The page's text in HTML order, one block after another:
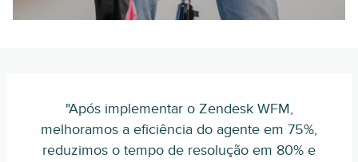
"Após implementar o Zendesk WFM,
melhoramos a eficiência do agente em 75%,
reduzimos o tempo de resolução em 80% e